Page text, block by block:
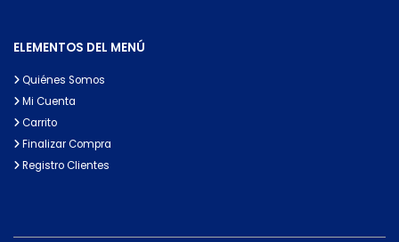
ELEMENTOS DEL MENÚ
Quiénes Somos
Mi Cuenta
Carrito
Finalizar Compra
Registro Clientes